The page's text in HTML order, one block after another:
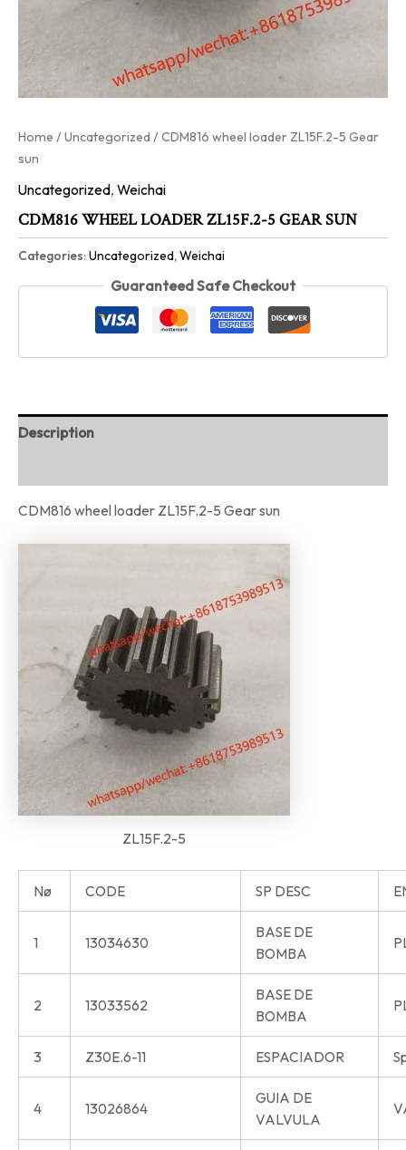
Home /Uncategorized / CDM816 wheel loader ZL15F.2-5 Gear
sun
Uncategorized, Weichai
CDM816 WHEEL LOADER ZL15F.2-5 GEAR SUN
Categories:Uncategorized,Weichai
Guaranteed Safe Checkout
Description
CDM816 wheel loader ZL15F.2-5 Gear sun
ZL15F.2-5
Nø CODE SP DESC
1 13034630
BASE DE
BOMBA
2 13033562
BASE DE
BOMBA
3 Z30E.6-11 ESPACIADOR
4 13026864
GUIA DE
VALVULA